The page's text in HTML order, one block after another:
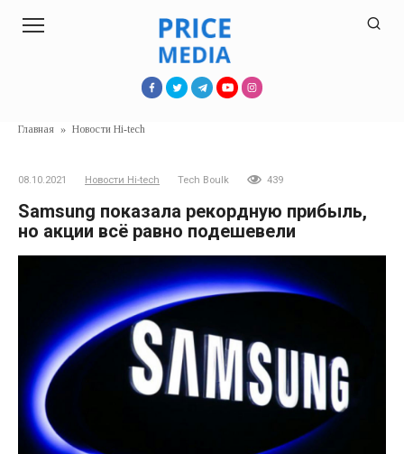
Главная » Новости Hi-tech
08.10.2021 Новости Hi-tech Tech Boulk 439
Samsung показала рекордную прибыль,
но акции всё равно подешевели